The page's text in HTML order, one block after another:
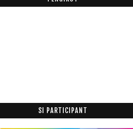
Ekstrak Tumbuhan: Syampu Merawat dan
Februari(19)
SI PARTICIPANT